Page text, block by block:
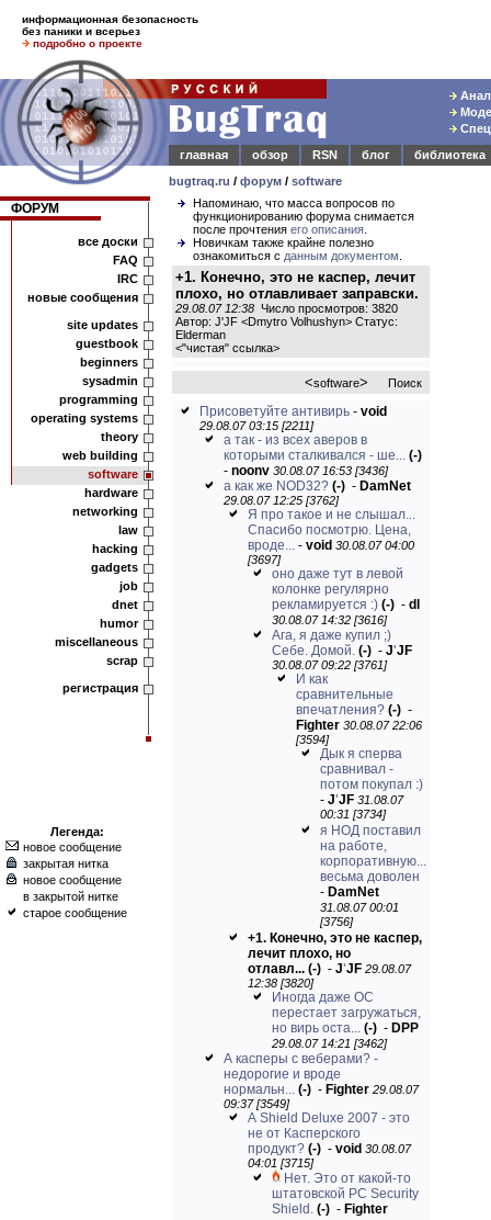
информационная безопасность
без паники и всерьез
подробно о проекте
главная
обзор RSN блог
библиотека
bugtraq.ru / форум / software
ФОРУМ
все доски
FAQ
IRC
новые сообщения
site updates
guestbook
beginners
sysadmin
programming
operating systems
theory
web building
software
hardware
networking
law
hacking
gadgets
job
dnet
humor
miscellaneous
scrap
регистрация
Легенда:
новое сообщение
закрытая нитка
новое сообщение
в закрытой нитке
старое сообщение
Напоминаю, что масса вопросов по
функционированию форума снимается
после прочтения его описания
Новичкам также крайне полезно
ознакомиться с данным документом
+1. Конечно, это не каспер, лечит
плохо, но отлавливает заправски.
29.08.07 12:38 Число просмотров: 3820
Автор: J'JF <Dmytro Volhushyn> Статус:
Elderman
<"чистая" ссылка>
<software> Поиск
Присоветуйте антивирь - void
29.08.07 03:15 [2211]
а так - из всех аверов в
которыми сталкивался - ше... (-)
- noonv 30.08.07 16:53 [3436]
а как же NOD32? (-) - DamNet
29.08.07 12:25 [3762]
Я про такое и не слышал...
Спасибо посмотрю. Цена,
вроде... - void 30.08.07 04:00
[3697]
оно даже тут в левой
колонке регулярно
рекламируется :) (-) - dl
30.08.07 14:32 [3616]
Ага, я даже купил ;)
Себе. Домой. (-) - J'JF
30.08.07 09:22 [3761]
И как
сравнительные
впечатления? (-) -
Fighter 30.08.07 22:06
[3594]
Дык я сперва
сравнивал -
потом покупал :)
- J'JF 31.08.07
00:31 [3734]
я НОД поставил
на работе,
корпоративную...
весьма доволен
- DamNet
31.08.07 00:01
[3756]
+1. Конечно, это не каспер,
лечит плохо, но
отлавл... (-) - J'JF 29.08.07
12:38 [3820]
Иногда даже ОС
перестает загружаться,
но вирь оста... (-) - DPP
29.08.07 14:21 [3462]
А касперы с веберами? -
недорогие и вроде
нормальн... (-) - Fighter 29.08.07
09:37 [3549]
А Shield Deluxe 2007 - это
не от Касперского
продукт? (-) - void 30.08.07
04:01 [3715]
Нет. Это от какой-то
штатовской PC Security
Shield. (-) - Fighter